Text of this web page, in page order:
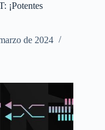
¡Potentes
de 2024